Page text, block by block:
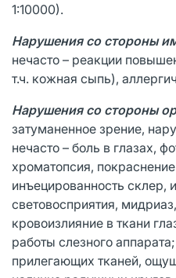
1:10000).
Нарушения со стороны
нечасто – реакции
т.ч. кожная сыпь),
Нарушения со стороны
затуманенное зрение,
нечасто – боль в глазах,
хроматопсия,
инъецированность склер,
световосприятия,
кровоизлияние в ткани
работы слезного
прилегающих тканей,